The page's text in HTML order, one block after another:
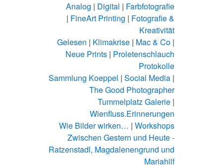
Analog | Digital | Farbfotografie
| FineArt Printing | Fotografie &
Kreativität
Gelesen | Klimakrise | Mac & Co |
Neue Prints | Proletenschlauch
Protokolle
Sammlung Koeppel |Social Media |
The Good Photographer
Tummelplatz Galerie |
Wienfluss.Erinnerungen
Wie Bilder wirken… |Workshops
Zwischen Gestern und Heute -
Ratzenstadl, Magdalenengrund und
Mariahilf